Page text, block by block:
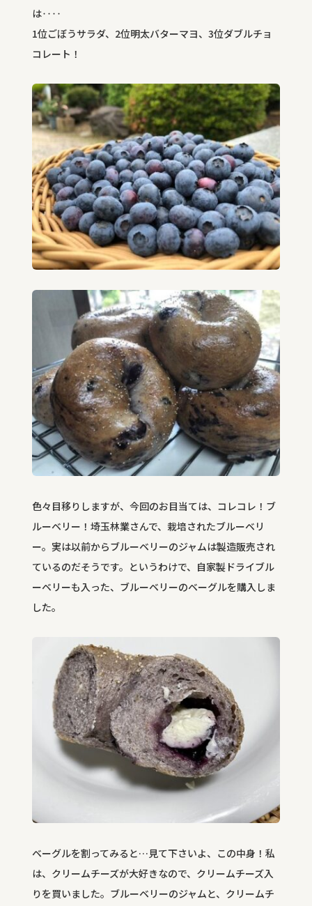
は‥‥
1位ごぼうサラダ、2位明太バターマヨ、3位ダブルチョ
コレート！
色々目移りしますが、今回のお目当ては、コレコレ！ブ
ルーベリー！埼玉林業さんで、栽培されたブルーベリ
ー。実は以前からブルーベリーのジャムは製造販売され
ているのだそうです。というわけで、自家製ドライブル
ーベリーも入った、ブルーベリーのベーグルを購入しま
した。
ベーグルを割ってみると…見て下さいよ、この中身！私
は、クリームチーズが大好きなので、クリームチーズ入
りを買いました。ブルーベリーのジャムと、クリームチ